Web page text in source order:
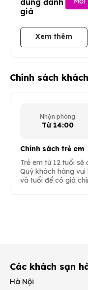
giá
Xem thêm
Chính sách
Nhận phòng
Từ 14:00
Chính sách trẻ em
Trẻ em từ 12 tuổi sẽ
Quý khách hàng
và tuổi để có giá
Các khách sạn
Hà Nội